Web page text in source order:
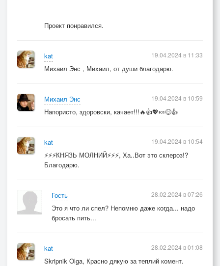
Проект понравился.
kat
Михаил Энс , Михаил, от души благодарю.
19.04.2024 в 11:33
Михаил Энс
Напористо, здоровски, качает!!!🔥👍💖🍬😊👍
19.04.2024 в 10:59
kat
⚡⚡⚡КНЯЗЬ МОЛНИЙ⚡⚡⚡, Ха..Вот это склероз!?
Благодарю.
19.04.2024 в 10:54
Гость
Это я что ли спел? Непомню даже когда... надо
бросать пить...
28.02.2024 в 07:26
kat
Skripnik Olga, Красно дякую за теплий комент.
28.02.2024 в 01:08